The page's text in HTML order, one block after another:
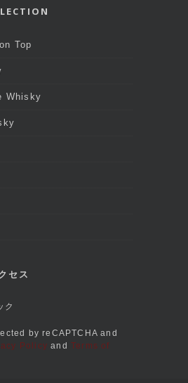
Top
Whisky
セス
by reCAPTCHA and
Policy andTerms of